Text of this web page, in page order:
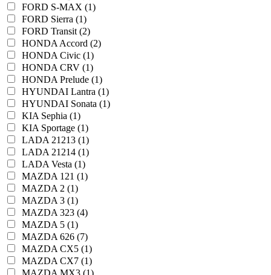
FORD S-MAX (1)
FORD Sierra (1)
FORD Transit (2)
HONDA Accord (2)
HONDA Civic (1)
HONDA CRV (1)
HONDA Prelude (1)
HYUNDAI Lantra (1)
HYUNDAI Sonata (1)
KIA Sephia (1)
KIA Sportage (1)
LADA 21213 (1)
LADA 21214 (1)
LADA Vesta (1)
MAZDA 121 (1)
MAZDA 2 (1)
MAZDA 3 (1)
MAZDA 323 (4)
MAZDA 5 (1)
MAZDA 626 (7)
MAZDA CX5 (1)
MAZDA CX7 (1)
MAZDA MX3 (1)